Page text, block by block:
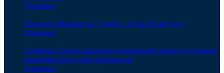
Здоровье
Погода в Москве на 7 дней: с 10 по 16 августа
Здоровье
Собянин: Около миллиона москвичей переедут в новые
квартиры благодаря реновации
Здоровье